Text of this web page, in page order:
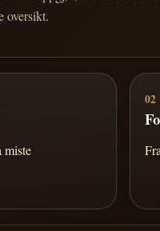
oversikt.
miste
02